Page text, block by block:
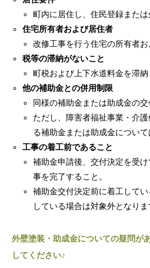
町内に居住し、住民登録または
住宅所有者および居住者
改修工事を行う住宅の所有者お
税等の滞納がないこと
町税および上下水道料金を滞納
他の補助金との併用制限
同様の補助金または助成金の交
ただし、障害者福祉事業・介
る補助金または助成金について
工事の着工前であること
補助金申請後、交付決定を受
事を完了すること。
補助金交付決定前に着工して
している場合は対象外となりま
外壁塗装・助成金についての疑問が
してください♪